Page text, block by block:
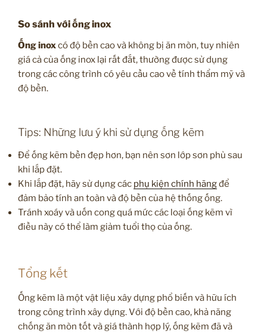
So sánh với ống inox
Ống inoxcó độ bền cao và không bị ăn mòn, tuy nhiên
giá cả của ống inox lại rất đắt, thường được sử dụng
trong các công trình có yêu cầu cao về tính thẩm mỹ và
độ bền.
Tips: Những lưu ý khi sử dụng ống kẽm
Để ống kẽm bền đẹp hơn, bạn nên sơn lớp sơn phủ sau
khi lắp đặt.
Khi lắp đặt, hãy sử dụng các phụ kiện chính hãngđể
đảm bảo tính an toàn và độ bền của hệ thống ống.
Tránh xoáy và uốn cong quá mức các loại ống kẽm vì
điều này có thể làm giảm tuổi thọ của ống.
Tổng kết
Ống kẽm là một vật liệu xây dựng phổ biến và hữu ích
trong công trình xây dựng. Với độ bền cao, khả năng
chống ăn mòn tốt và giá thành hợp lý, ống kẽm đã và